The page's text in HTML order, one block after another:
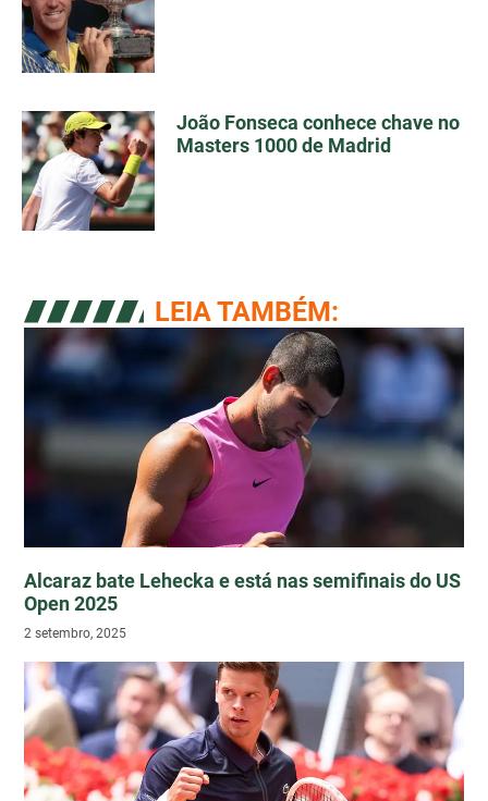
João Fonseca conhece chave no
Masters 1000 de Madrid
LEIA TAMBÉM:
Alcaraz bate Lehecka e está nas semifinais do US
Open 2025
2 setembro, 2025